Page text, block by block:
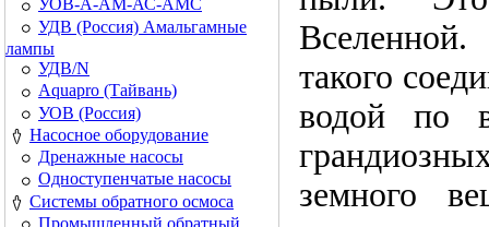
УОВ-А-АМ-АС-АМС
УДВ (Россия) Амальгамные
лампы
УДВ/N
Aquapro (Тайвань)
УОВ (Россия)
Насосное оборудование
Дренажные насосы
Одноступенчатые насосы
Системы обратного осмоса
такого
водой по
земного